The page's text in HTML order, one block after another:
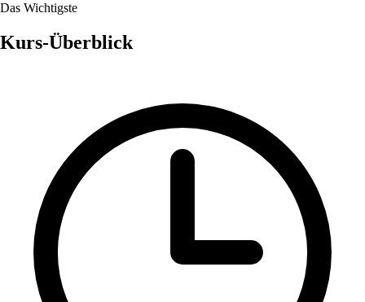
Das Wichtigste
Kurs-Überblick